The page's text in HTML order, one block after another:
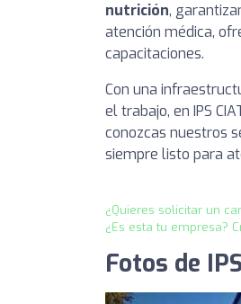
nutrición,
atención médica,
capacitaciones.
Con una
el trabajo, en IPS
conozcas nuestros
siempre listo para
¿Quieres solicitar un
¿Es esta tu empresa?
Fotos de